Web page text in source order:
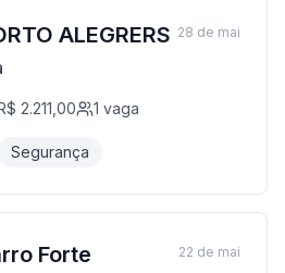
ALEGRERS
2.211,00 1 vaga
Segurança
28 de mai
Forte 22 de mai